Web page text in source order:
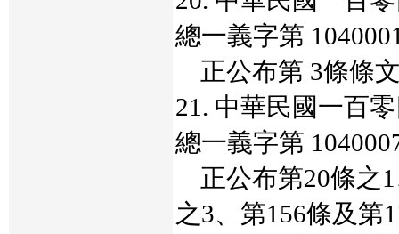
總一義字第
正公布第 3條條
21. 中華民國一百
總一義字第
正公布第20條之1
之3、第156條及第